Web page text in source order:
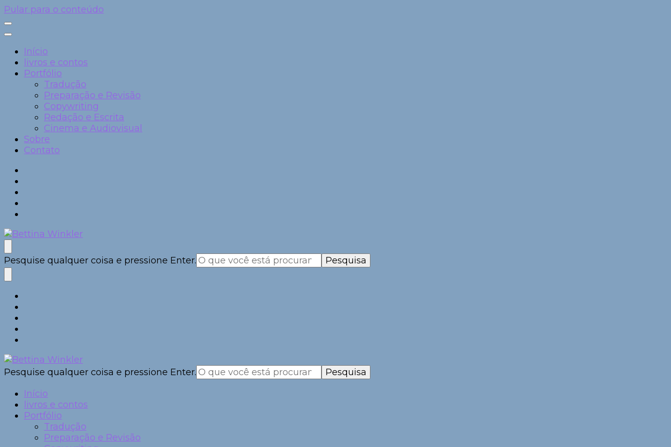
Pular para o conteúdo
Início
livros e contos
Portfólio
Tradução
Preparação e Revisão
Copywriting
Redação e Escrita
Cinema e Audiovisual
Sobre
Contato
Bettina Winkler
autora | roteirista | tradutora
Procurando
algo?
Pesquise qualquer coisa e pressione Enter.
Bettina Winkler
autora | roteirista | tradutora
Procurando
Pesquise qualquer coisa e pressione Enter.
Início
livros e contos
Portfólio
Tradução
Preparação e Revisão